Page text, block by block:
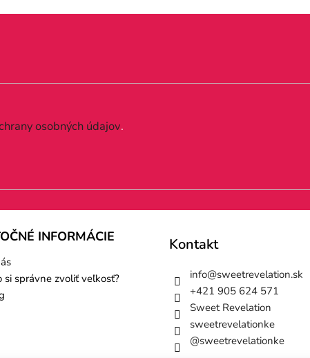
osobných údajov.
INFORMÁCIE
si správne zvoliť veľkosť?
Kontakt
info@sweetrevelation.sk
+421 905 624 571
Sweet Revelation
sweetrevelationke
@sweetrevelationke